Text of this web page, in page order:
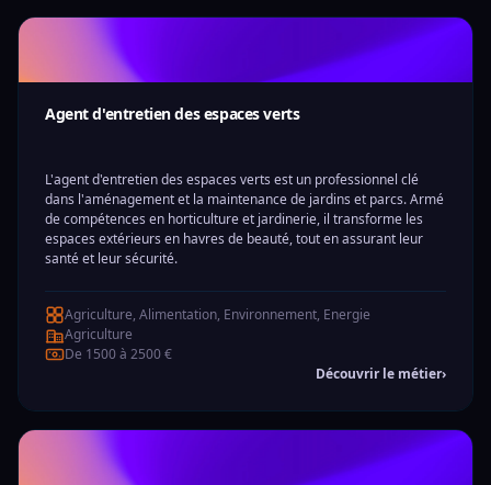
Agent d'entretien des espaces verts
L'agent d'entretien des espaces verts est un professionnel clé
dans l'aménagement et la maintenance de jardins et parcs. Armé
de compétences en horticulture et jardinerie, il transforme les
espaces extérieurs en havres de beauté, tout en assurant leur
santé et leur sécurité.
Agriculture, Alimentation, Environnement, Energie
Agriculture
De 1500 à 2500 €
Découvrir le métier›